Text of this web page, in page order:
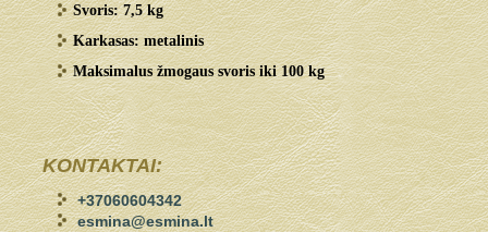
Svoris: 7,5 kg
Karkasas: metalinis
Maksimalus žmogaus svoris iki 100 kg
KONTAKTAI:
+37060604342
esmina@esmina.lt